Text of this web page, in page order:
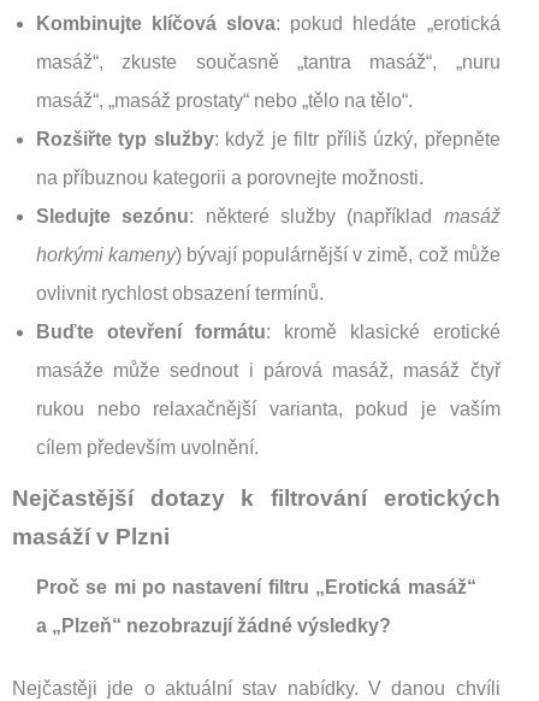
Kombinujte klíčová slova: pokud hledáte „erotická
masáž“, zkuste současně „tantra masáž“, „nuru
masáž“, „masáž prostaty“ nebo „tělo na tělo“.
Rozšiřte typ služby: když je filtr příliš úzký, přepněte
na příbuznou kategorii a porovnejte možnosti.
Sledujte sezónu: některé služby (například masáž
horkými kameny) bývají populárnější v zimě, což může
ovlivnit rychlost obsazení termínů.
Buďte otevření formátu: kromě klasické erotické
masáže může sednout i párová masáž, masáž čtyř
rukou nebo relaxačnější varianta, pokud je vaším
cílem především uvolnění.
Nejčastější dotazy k filtrování erotických
masáží v Plzni
Proč se mi po nastavení filtru „Erotická masáž“
a „Plzeň“ nezobrazují žádné výsledky?
Nejčastěji jde o aktuální stav nabídky. V danou chvíli